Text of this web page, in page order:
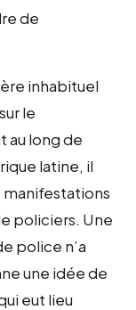
de
inhabituel
le
au long de
latine, il
manifestations
policiers. Une
police n’a
une idée de
eut lieu